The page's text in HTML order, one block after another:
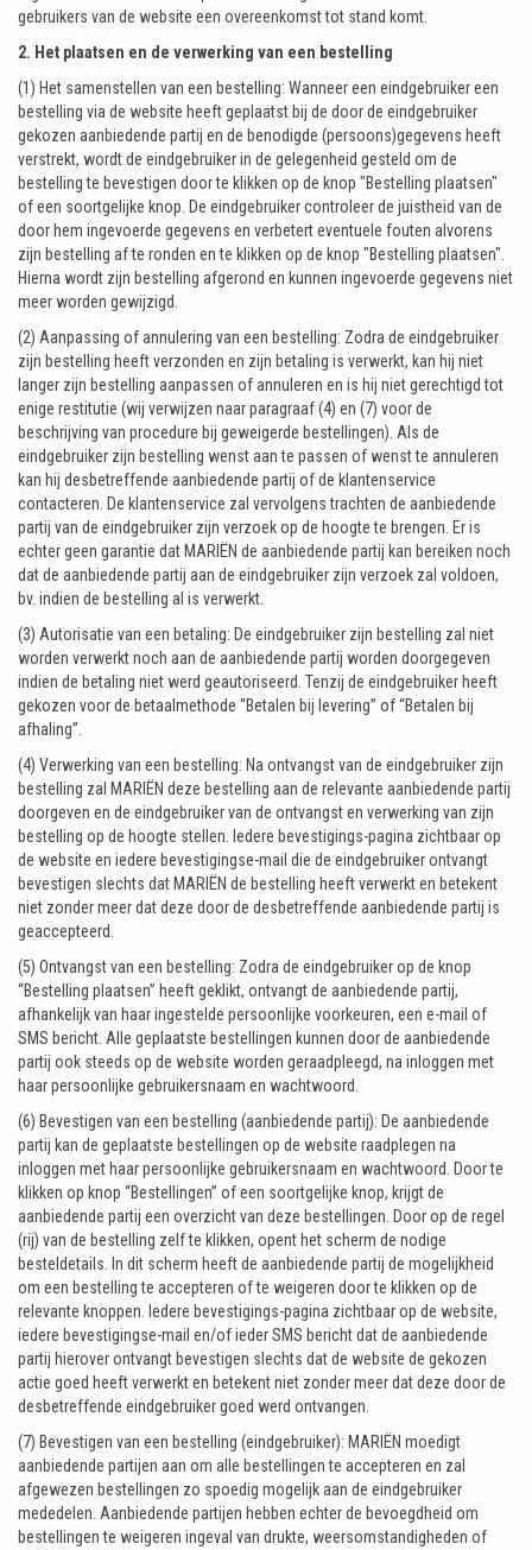
gebruikers van de website een overeenkomst tot stand komt.
2. Het plaatsen en de verwerking van een bestelling
(1) Het samenstellen van een bestelling: Wanneer een eindgebruiker een
bestelling via de website heeft geplaatst bij de door de eindgebruiker
gekozen aanbiedende partij en de benodigde (persoons)gegevens heeft
verstrekt, wordt de eindgebruiker in de gelegenheid gesteld om de
bestelling te bevestigen door te klikken op de knop "Bestelling plaatsen"
of een soortgelijke knop. De eindgebruiker controleer de juistheid van de
door hem ingevoerde gegevens en verbetert eventuele fouten alvorens
zijn bestelling af te ronden en te klikken op de knop "Bestelling plaatsen".
Hierna wordt zijn bestelling afgerond en kunnen ingevoerde gegevens niet
meer worden gewijzigd.
(2) Aanpassing of annulering van een bestelling: Zodra de eindgebruiker
zijn bestelling heeft verzonden en zijn betaling is verwerkt, kan hij niet
langer zijn bestelling aanpassen of annuleren en is hij niet gerechtigd tot
enige restitutie (wij verwijzen naar paragraaf (4) en (7) voor de
beschrijving van procedure bij geweigerde bestellingen). Als de
eindgebruiker zijn bestelling wenst aan te passen of wenst te annuleren
kan hij desbetreffende aanbiedende partij of de klantenservice
contacteren. De klantenservice zal vervolgens trachten de aanbiedende
partij van de eindgebruiker zijn verzoek op de hoogte te brengen. Er is
echter geen garantie dat MARIËN de aanbiedende partij kan bereiken noch
dat de aanbiedende partij aan de eindgebruiker zijn verzoek zal voldoen,
bv. indien de bestelling al is verwerkt.
(3) Autorisatie van een betaling: De eindgebruiker zijn bestelling zal niet
worden verwerkt noch aan de aanbiedende partij worden doorgegeven
indien de betaling niet werd geautoriseerd. Tenzij de eindgebruiker heeft
gekozen voor de betaalmethode “Betalen bij levering” of “Betalen bij
afhaling”.
(4) Verwerking van een bestelling: Na ontvangst van de eindgebruiker zijn
bestelling zal MARIËN deze bestelling aan de relevante aanbiedende partij
doorgeven en de eindgebruiker van de ontvangst en verwerking van zijn
bestelling op de hoogte stellen. Iedere bevestigings-pagina zichtbaar op
de website en iedere bevestigingse-mail die de eindgebruiker ontvangt
bevestigen slechts dat MARIËN de bestelling heeft verwerkt en betekent
niet zonder meer dat deze door de desbetreffende aanbiedende partij is
geaccepteerd.
(5) Ontvangst van een bestelling: Zodra de eindgebruiker op de knop
“Bestelling plaatsen” heeft geklikt, ontvangt de aanbiedende partij,
afhankelijk van haar ingestelde persoonlijke voorkeuren, een e-mail of
SMS bericht. Alle geplaatste bestellingen kunnen door de aanbiedende
partij ook steeds op de website worden geraadpleegd, na inloggen met
haar persoonlijke gebruikersnaam en wachtwoord.
(6) Bevestigen van een bestelling (aanbiedende partij): De aanbiedende
partij kan de geplaatste bestellingen op de website raadplegen na
inloggen met haar persoonlijke gebruikersnaam en wachtwoord. Door te
klikken op knop “Bestellingen” of een soortgelijke knop, krijgt de
aanbiedende partij een overzicht van deze bestellingen. Door op de regel
(rij) van de bestelling zelf te klikken, opent het scherm de nodige
besteldetails. In dit scherm heeft de aanbiedende partij de mogelijkheid
om een bestelling te accepteren of te weigeren door te klikken op de
relevante knoppen. Iedere bevestigings-pagina zichtbaar op de website,
iedere bevestigingse-mail en/of ieder SMS bericht dat de aanbiedende
partij hierover ontvangt bevestigen slechts dat de website de gekozen
actie goed heeft verwerkt en betekent niet zonder meer dat deze door de
desbetreffende eindgebruiker goed werd ontvangen.
(7) Bevestigen van een bestelling (eindgebruiker): MARIËN moedigt
aanbiedende partijen aan om alle bestellingen te accepteren en zal
afgewezen bestellingen zo spoedig mogelijk aan de eindgebruiker
mededelen. Aanbiedende partijen hebben echter de bevoegdheid om
bestellingen te weigeren ingeval van drukte, weersomstandigheden of